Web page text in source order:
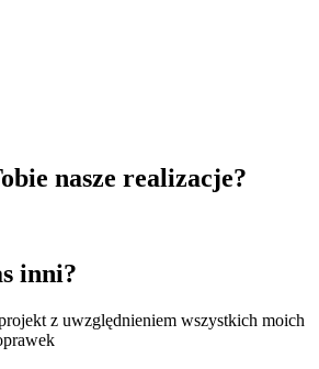
nasze realizacje?
inni?
z uwzględnieniem wszystkich moich